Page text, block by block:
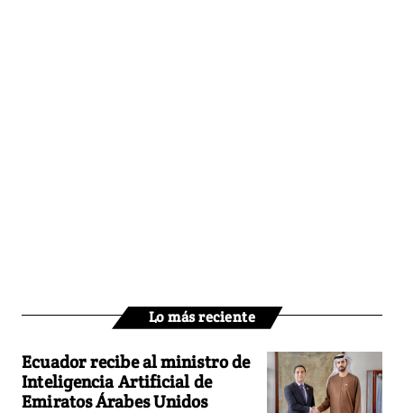
Lo más reciente
Ecuador recibe al ministro de
Inteligencia Artificial de
Emiratos Árabes Unidos